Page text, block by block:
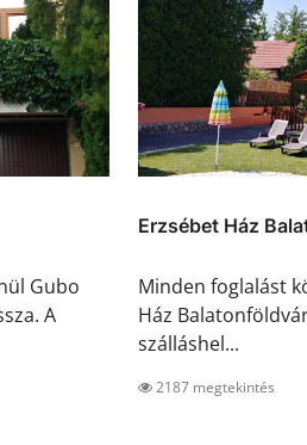
Gubo
A
Erzsébet Ház
Minden foglalást
Ház
szálláshel...
2187 megtekintés